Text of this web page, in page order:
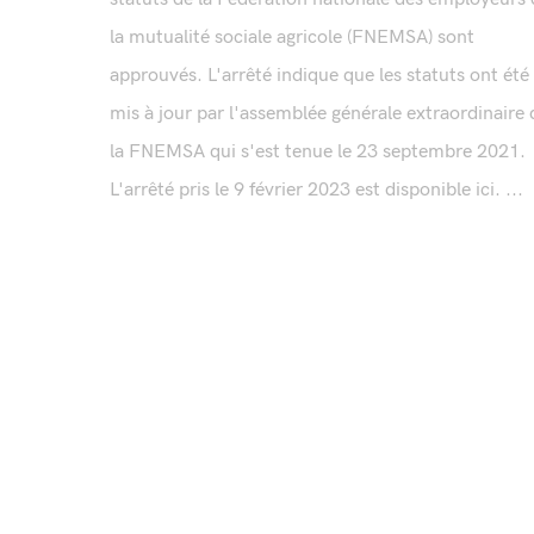
la mutualité sociale agricole (FNEMSA) sont
approuvés. L'arrêté indique que les statuts ont été
mis à jour par l'assemblée générale extraordinaire
la FNEMSA qui s'est tenue le 23 septembre 2021.
L'arrêté pris le 9 février 2023 est disponible ici. ...